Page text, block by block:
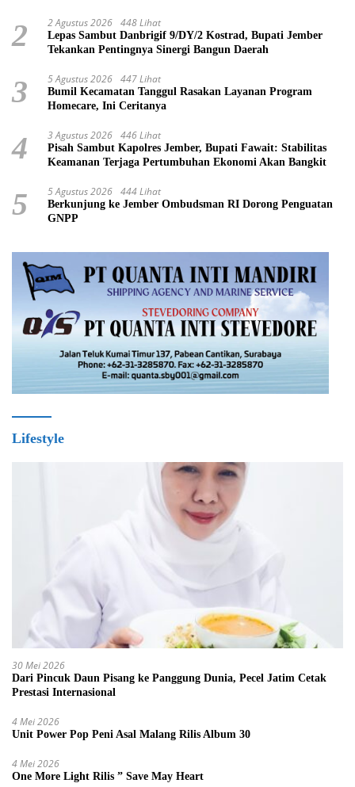
2 2 Agustus 2026 448 Lihat
Lepas Sambut Danbrigif 9/DY/2 Kostrad, Bupati Jember
Tekankan Pentingnya Sinergi Bangun Daerah
3 5 Agustus 2026 447 Lihat
Bumil Kecamatan Tanggul Rasakan Layanan Program
Homecare, Ini Ceritanya
4 3 Agustus 2026 446 Lihat
Pisah Sambut Kapolres Jember, Bupati Fawait: Stabilitas
Keamanan Terjaga Pertumbuhan Ekonomi Akan Bangkit
5 5 Agustus 2026 444 Lihat
Berkunjung ke Jember Ombudsman RI Dorong Penguatan
GNPP
Lifestyle
30 Mei 2026
Dari Pincuk Daun Pisang ke Panggung Dunia, Pecel Jatim Cetak
Prestasi Internasional
4 Mei 2026
Unit Power Pop Peni Asal Malang Rilis Album 30
4 Mei 2026
One More Light Rilis ” Save May Heart